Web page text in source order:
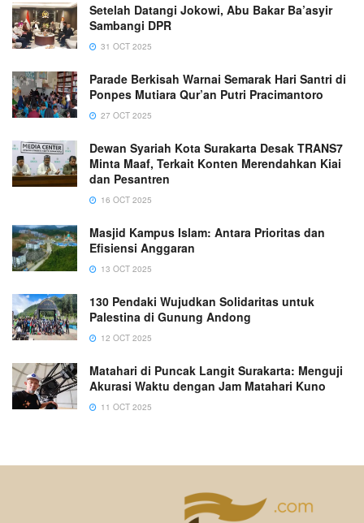
Setelah Datangi Jokowi, Abu Bakar Ba’asyir
Sambangi DPR
31 OCT 2025
Parade Berkisah Warnai Semarak Hari Santri di
Ponpes Mutiara Qur’an Putri Pracimantoro
27 OCT 2025
Dewan Syariah Kota Surakarta Desak TRANS7
Minta Maaf, Terkait Konten Merendahkan Kiai
dan Pesantren
16 OCT 2025
Masjid Kampus Islam: Antara Prioritas dan
Efisiensi Anggaran
13 OCT 2025
130 Pendaki Wujudkan Solidaritas untuk
Palestina di Gunung Andong
12 OCT 2025
Matahari di Puncak Langit Surakarta: Menguji
Akurasi Waktu dengan Jam Matahari Kuno
11 OCT 2025